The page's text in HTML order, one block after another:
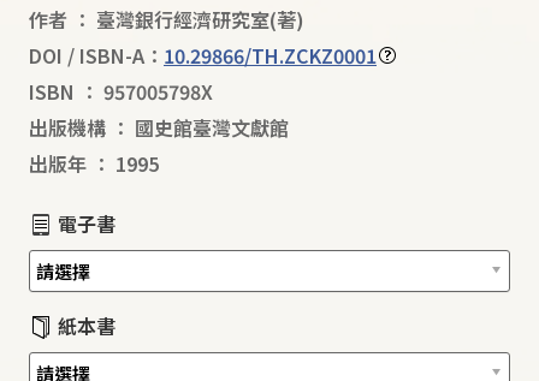
作者 ： 臺灣銀行經濟研究室(著)
DOI / ISBN-A： 10.29866/TH.ZCKZ0001
ISBN ： 957005798X
出版機構 ： 國史館臺灣文獻館
出版年 ： 1995
電子書
紙本書